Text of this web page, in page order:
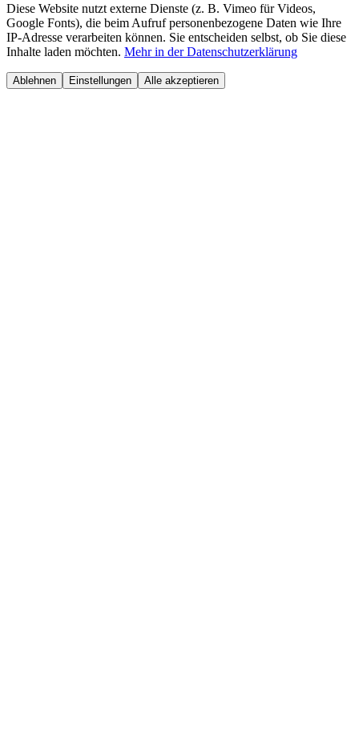
Diese Website nutzt externe Dienste (z. B. Vimeo für Videos,
Google Fonts), die beim Aufruf personenbezogene Daten wie Ihre
IP-Adresse verarbeiten können. Sie entscheiden selbst, ob Sie diese
Inhalte laden möchten. Mehr in der Datenschutzerklärung
Ablehnen Einstellungen Alle akzeptieren